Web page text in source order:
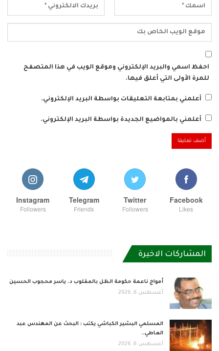
احفظ اسمي والبريد الإلكتروني وموقع الويب في هذا المتصفح
للمرة الأولى التي أعلق فيها.
أعلمني بمتابعة التعليقات بواسطة البريد الإلكتروني.
أعلمني بالمواضيع الجديدة بواسطة البريد الإلكتروني.
Facebook
Likes
Twitter
Followers
Telegram
Friends
Instagram
Followers
المشاركات الاخيرة
أمواج ناعمة حكومة الظل بالمقلوب د. ياسر محجوب الحسين
أغسطس 6, 2026
المسلمي البشير الكباشي يكتب : البحث عن المهندس عبد
العاطي…
أغسطس 6, 2026